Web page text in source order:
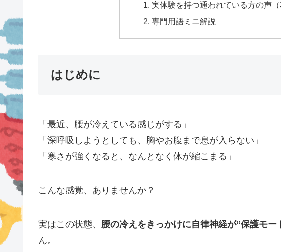
実体験を持つ通われている方の声（
専門用語ミニ解説
はじめに
「最近、腰が冷えている感じがする」
「深呼吸しようとしても、胸やお腹まで息が入らない」
「寒さが強くなると、なんとなく体が縮こまる」
こんな感覚、ありませんか？
実はこの状態、 腰の冷えをきっかけに自律神経が“保護モー
ん。